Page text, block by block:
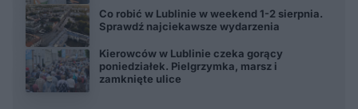
Co robić w Lublinie w weekend 1-2 sierpnia.
Sprawdź najciekawsze wydarzenia
Kierowców w Lublinie czeka gorący
poniedziałek. Pielgrzymka, marsz i
zamknięte ulice